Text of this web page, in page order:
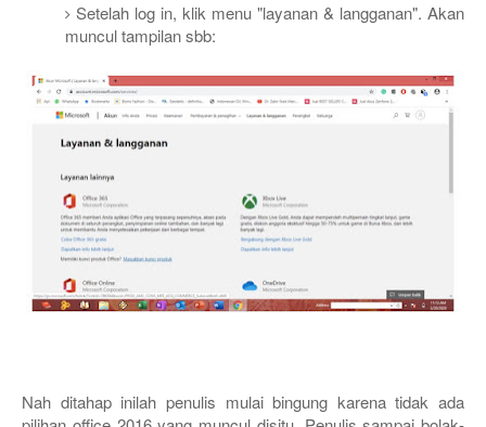
Setelah log in, klik menu "layanan & langganan". Akan
muncul tampilan sbb:
Nah ditahap inilah penulis mulai bingung karena tidak ada